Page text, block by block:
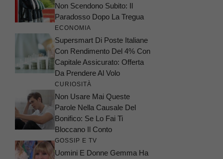
Non Scendono Subito: Il
Paradosso Dopo La Tregua
ECONOMIA
Supersmart Di Poste Italiane
Con Rendimento Del 4% Con
Capitale Assicurato: Offerta
Da Prendere Al Volo
CURIOSITÀ
Non Usare Mai Queste
Parole Nella Causale Del
Bonifico: Se Lo Fai Ti
Bloccano Il Conto
GOSSIP E TV
Uomini E Donne Gemma Ha